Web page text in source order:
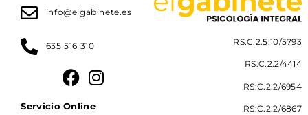
info@elgabinete.es
635 516 310
Servicio Online
RS:C.2.5.10/5793
RS:C.2.2/4414
RS:C.2.2/6954
RS:C.2.2/6867